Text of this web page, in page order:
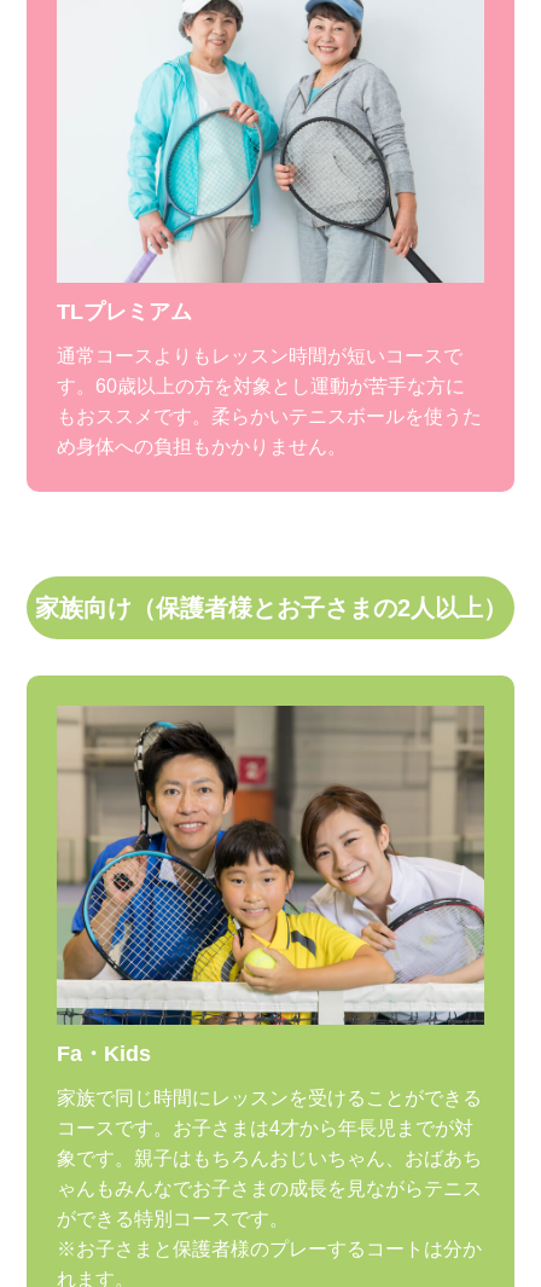
TLプレミアム
通常コースよりもレッスン時間が短いコースで
す。60歳以上の方を対象とし運動が苦手な方に
もおススメです。柔らかいテニスボールを使うた
め身体への負担もかかりません。
家族向け（保護者様とお子さまの2人以上）
Fa・Kids
家族で同じ時間にレッスンを受けることができる
コースです。お子さまは4才から年長児までが対
象です。親子はもちろんおじいちゃん、おばあち
ゃんもみんなでお子さまの成長を見ながらテニス
ができる特別コースです。
※お子さまと保護者様のプレーするコートは分か
れます。